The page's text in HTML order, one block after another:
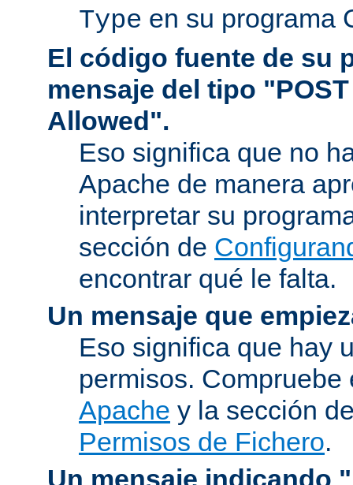
Type en su programa
El código fuente de su
mensaje del tipo
Allowed".
Eso significa que no
Apache de manera
interpretar su
sección de
encontrar qué le falta.
Un mensaje que
Eso significa que hay
permisos.
Apache y la sección
Permisos de Fichero.
Un mensaje indicando